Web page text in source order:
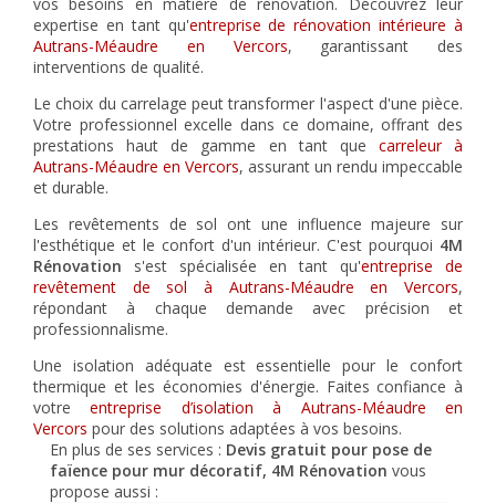
expertise en tant qu'entreprise de rénovation intérieure à
Autrans-Méaudre en Vercors, garantissant des
interventions de qualité.
Le choix du carrelage peut transformer l'aspect d'une pièce.
Votre professionnel excelle dans ce domaine, offrant des
prestations haut de gamme en tant que carreleur à
Autrans-Méaudre en Vercors, assurant un rendu impeccable
et durable.
Les revêtements de sol ont une influence majeure sur
l'esthétique et le confort d'un intérieur. C'est pourquoi 4M
Rénovation s'est spécialisée en tant qu'entreprise de
revêtement de sol à Autrans-Méaudre en Vercors,
répondant à chaque demande avec précision et
professionnalisme.
Une isolation adéquate est essentielle pour le confort
thermique et les économies d'énergie. Faites confiance à
votreentreprise d’isolation à Autrans-Méaudre en
Vercors pour des solutions adaptées à vos besoins.
En plus de ses services : Devis gratuit pour pose de
faïence pour mur décoratif, 4M Rénovation vous
propose aussi :